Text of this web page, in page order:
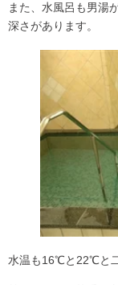
また、水風呂も男湯
深さがあります。
水温も16℃と22℃と